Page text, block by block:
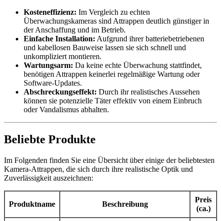
Kosteneffizienz: Im Vergleich zu echten
Überwachungskameras sind Attrappen deutlich günstiger in
der Anschaffung und im Betrieb.
Einfache Installation: Aufgrund ihrer batteriebetriebenen
und kabellosen Bauweise lassen sie sich schnell und
unkompliziert montieren.
Wartungsarm: Da keine echte Überwachung stattfindet,
benötigen Attrappen keinerlei regelmäßige Wartung oder
Software-Updates.
Abschreckungseffekt: Durch ihr realistisches Aussehen
können sie potenzielle Täter effektiv von einem Einbruch
oder Vandalismus abhalten.
Beliebte Produkte
Im Folgenden finden Sie eine Übersicht über einige der beliebtesten
Kamera-Attrappen, die sich durch ihre realistische Optik und
Zuverlässigkeit auszeichnen:
Produktname Beschreibung
Preis
(ca.)